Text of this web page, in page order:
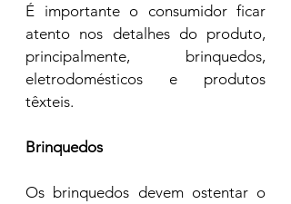
É importante o consumidor ficar
atento nos detalhes do produto,
principalmente, brinquedos,
eletrodomésticos e produtos
têxteis.
Brinquedos
Os brinquedos devem ostentar o